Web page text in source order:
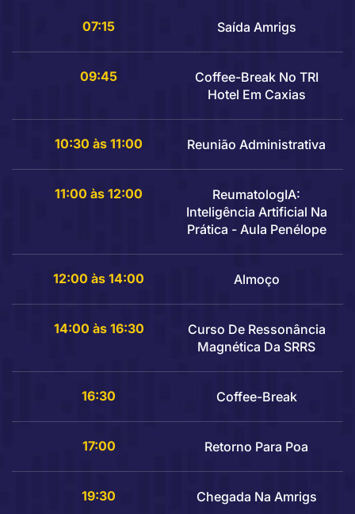
07:15 Saída Amrigs
09:45
Coffee-Break No TRI
Hotel Em Caxias
10:30 às 11:00 Reunião Administrativa
11:00 às 12:00
ReumatologIA:
Inteligência Artificial Na
Prática - Aula Penélope
12:00 às 14:00 Almoço
14:00 às 16:30
Curso De Ressonância
Magnética Da SRRS
16:30 Coffee-Break
17:00 Retorno Para Poa
19:30 Chegada Na Amrigs